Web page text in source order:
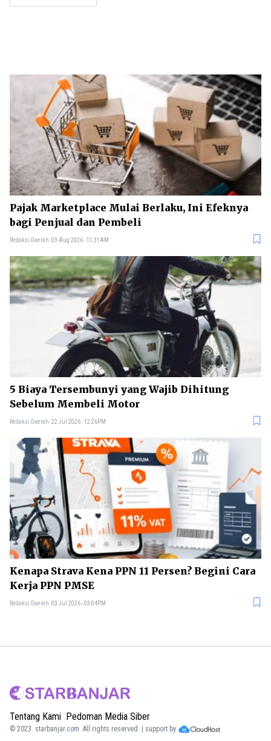
Pajak Marketplace Mulai Berlaku, Ini Efeknya
bagi Penjual dan Pembeli
Redaksi Daerah 03 Aug 2026 - 11:31AM
5 Biaya Tersembunyi yang Wajib Dihitung
Sebelum Membeli Motor
Redaksi Daerah 22 Jul 2026 - 12:26PM
Kenapa Strava Kena PPN 11 Persen? Begini Cara
Kerja PPN PMSE
Redaksi Daerah 03 Jul 2026 - 03:04PM
Tentang Kami Pedoman Media Siber
© 2023. starbanjar.com. All rights reserved. | support by